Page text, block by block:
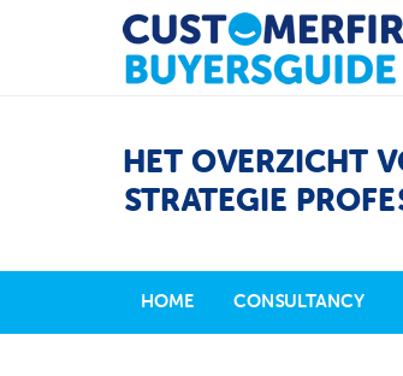
HET OVERZICHT
STRATEGIE
HOME CONSULTANCY